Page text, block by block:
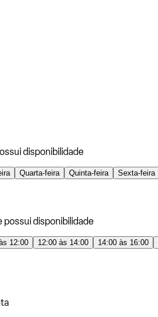
disponibilidade
Quarta-feira Quinta-feira Sexta-feira
possui disponibilidade
12:00 12:00 às 14:00 14:00 às 16:00